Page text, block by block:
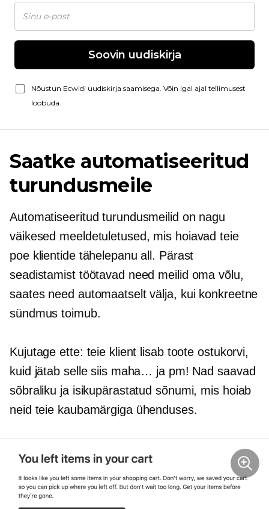
Soovin uudiskirja
Nõustun Ecwidi uudiskirja saamisega. Võin igal ajal tellimusest
loobuda.
Saatke automatiseeritud
turundusmeile
Automatiseeritud turundusmeilid on nagu
väikesed meeldetuletused, mis hoiavad teie
poe klientide tähelepanu all. Pärast
seadistamist töötavad need meilid oma võlu,
saates need automaatselt välja, kui konkreetne
sündmus toimub.
Kujutage ette: teie klient lisab toote ostukorvi,
kuid jätab selle siis maha… ja pm! Nad saavad
sõbraliku ja isikupärastatud sõnumi, mis hoiab
neid teie kaubamärgiga ühenduses.